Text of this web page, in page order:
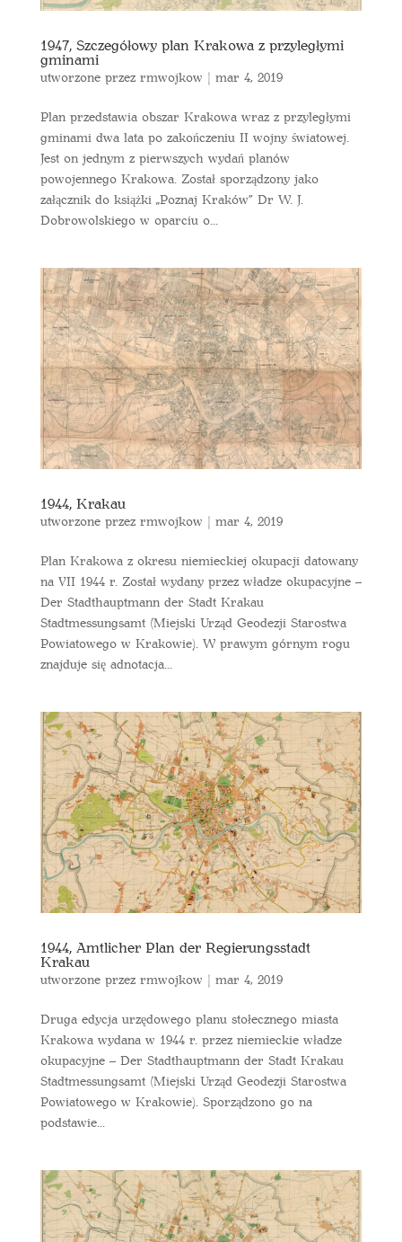
1947, Szczegółowy plan Krakowa z przyległymi
gminami
utworzone przez rmwojkow | mar 4, 2019
Plan przedstawia obszar Krakowa wraz z przyległymi
gminami dwa lata po zakończeniu II wojny światowej.
Jest on jednym z pierwszych wydań planów
powojennego Krakowa. Został sporządzony jako
załącznik do książki „Poznaj Kraków” Dr W. J.
Dobrowolskiego w oparciu o...
1944, Krakau
utworzone przez rmwojkow | mar 4, 2019
Plan Krakowa z okresu niemieckiej okupacji datowany
na VII 1944 r. Został wydany przez władze okupacyjne –
Der Stadthauptmann der Stadt Krakau
Stadtmessungsamt (Miejski Urząd Geodezji Starostwa
Powiatowego w Krakowie). W prawym górnym rogu
znajduje się adnotacja...
1944, Amtlicher Plan der Regierungsstadt
Krakau
utworzone przez rmwojkow | mar 4, 2019
Druga edycja urzędowego planu stołecznego miasta
Krakowa wydana w 1944 r. przez niemieckie władze
okupacyjne – Der Stadthauptmann der Stadt Krakau
Stadtmessungsamt (Miejski Urząd Geodezji Starostwa
Powiatowego w Krakowie). Sporządzono go na
podstawie...